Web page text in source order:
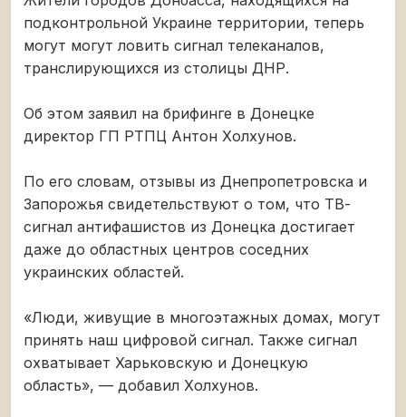
подконтрольной Украине территории, теперь
могут могут ловить сигнал телеканалов,
транслирующихся из столицы ДНР.
Об этом заявил на брифинге в Донецке
директор ГП РТПЦ Антон Холхунов.
По его словам, отзывы из Днепропетровска и
Запорожья свидетельствуют о том, что ТВ-
сигнал антифашистов из Донецка достигает
даже до областных центров соседних
украинских областей.
«Люди, живущие в многоэтажных домах, могут
принять наш цифровой сигнал. Также сигнал
охватывает Харьковскую и Донецкую
область», — добавил Холхунов.